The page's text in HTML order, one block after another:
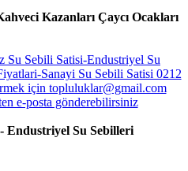
Kazanları Çaycı Ocakları
Endustriyel Su Sebilleri